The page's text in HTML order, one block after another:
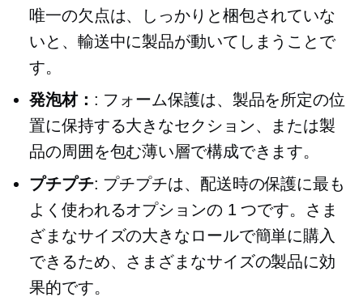
唯一の欠点は、しっかりと梱包されていな
いと、輸送中に製品が動いてしまうことで
す。
発泡材： : フォーム保護は、製品を所定の位
置に保持する大きなセクション、または製
品の周囲を包む薄い層で構成できます。
プチプチ: プチプチは、配送時の保護に最も
よく使われるオプションの 1 つです。さま
ざまなサイズの大きなロールで簡単に購入
できるため、さまざまなサイズの製品に効
果的です。